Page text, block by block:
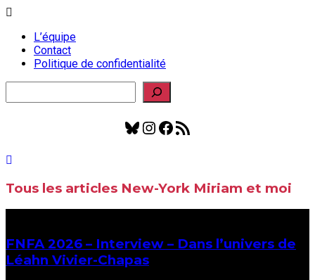
L’équipe
Contact
Politique de confidentialité
Bluesky
Instagram
Facebook
Flux RSS
Tous les articles New-York Miriam et moi
FNFA 2026 – Interview – Dans l’univers de
Léahn Vivier-Chapas